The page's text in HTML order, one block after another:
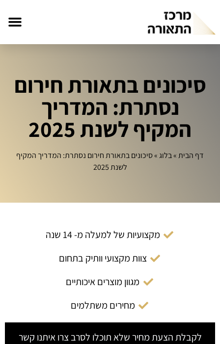
סיכונים בתאורת חירום
נסתרת: המדריך
המקיף לשנת 2025
דף הבית»בלוג»סיכונים בתאורת חירום נסתרת: המדריך המקיף
לשנת 2025
מקצועיות של למעלה מ- 14 שנה
צוות מקצועי וותיק בתחום
מגוון מוצרים איכותיים
מחירים משתלמים
לקבלת הצעת מחיר שלא תוכלו לסרב צרו איתנו קשר